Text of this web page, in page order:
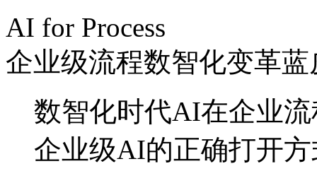
AI for Process
企业级流程数智化变革蓝
数智化时代AI在企业
企业级AI的正确打开